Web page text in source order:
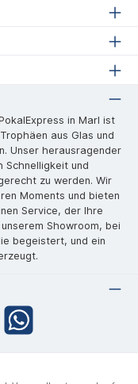
in Marl ist
aus Glas und
Unser herausragender
Schnelligkeit und
zu werden. Wir
Moments und bieten
Service, der Ihre
Showroom, bei
begeistert, und ein